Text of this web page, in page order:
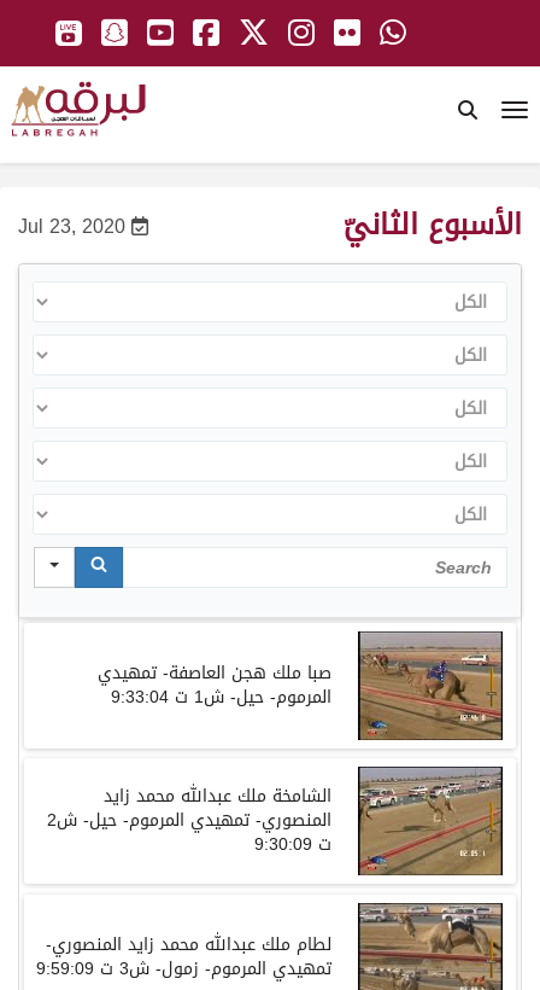
Jul 23, 2020 الأسبوع الثانيّ
الكل
الكل
الكل
الكل
الكل
Search
صبا ملك هجن العاصفة- تمهيدي
المرموم- حيل- ش1 ت 9:33:04
الشامخة ملك عبدالله محمد زايد
المنصوري- تمهيدي المرموم- حيل- ش2
ت 9:30:09
لطام ملك عبدالله محمد زايد المنصوري-
تمهيدي المرموم- زمول- ش3 ت 9:59:09